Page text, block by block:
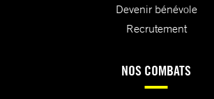
Devenir bénévole
Recrutement
NOS COMBATS